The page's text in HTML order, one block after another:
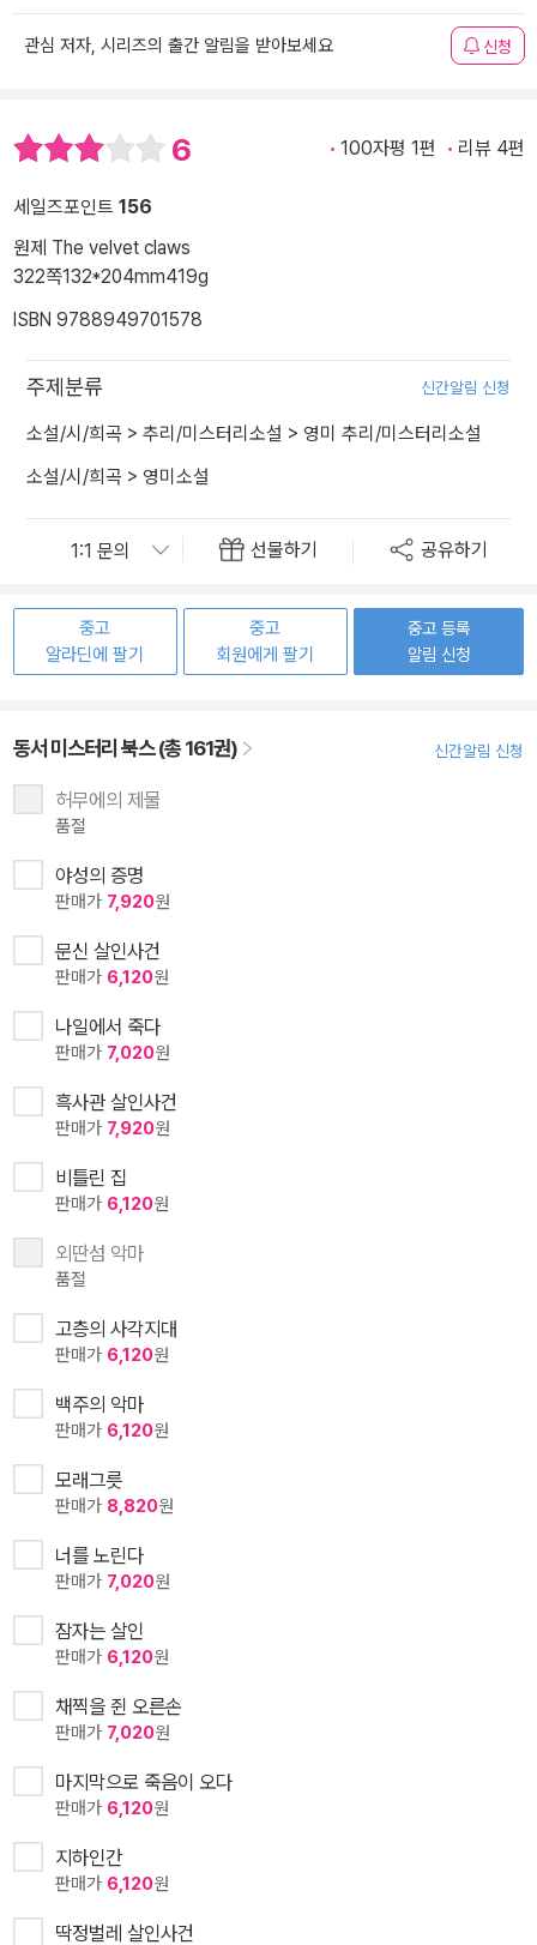
관심 저자, 시리즈의 출간 알림을 받아보세요 신청
6 100자평 1편 리뷰 4편
세일즈포인트 156
원제 The velvet claws
322쪽132*204mm419g
ISBN 9788949701578
주제분류 신간알림 신청
소설/시/희곡 > 추리/미스터리소설 > 영미 추리/미스터리소설
소설/시/희곡 > 영미소설
선물하기 공유하기
중고
알라딘에 팔기
중고
회원에게 팔기
중고 등록
알림 신청
동서 미스터리 북스 (총 161권) 신간알림 신청
허무에의 제물
품절
야성의 증명
판매가 7,920원
문신 살인사건
판매가 6,120원
나일에서 죽다
판매가 7,020원
흑사관 살인사건
판매가 7,920원
비틀린 집
판매가 6,120원
외딴섬 악마
품절
고층의 사각지대
판매가 6,120원
백주의 악마
판매가 6,120원
모래그릇
판매가 8,820원
너를 노린다
판매가 7,020원
잠자는 살인
판매가 6,120원
채찍을 쥔 오른손
판매가 7,020원
마지막으로 죽음이 오다
판매가 6,120원
지하인간
판매가 6,120원
딱정벌레 살인사건